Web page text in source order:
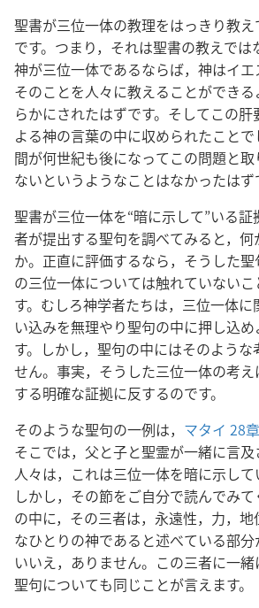
聖書が三位一体の教理をはっきり教
です。つまり，それは聖書の教えでは
神が三位一体であるならば，神はイ
そのことを人々に教えることができ
らかにされたはずです。そしてこの
よる神の言葉の中に収められたこと
間が何世紀も後になってこの問題と
ないというようなことはなかったはず
聖書が三位一体を“暗に示して”いる
者が提出する聖句を調べてみると，何
か。正直に評価するなら，そうした
の三位一体については触れていない
す。むしろ神学者たちは，三位一体
い込みを無理やり聖句の中に押し込
す。しかし，聖句の中にはそのよう
せん。事実，そうした三位一体の考
する明確な証拠に反するのです。
そのような聖句の一例は， マタイ 28
そこでは，父と子と聖霊が一緒に言
人々は，これは三位一体を暗に示して
しかし，その節をご自分で読んでみ
の中に，その三者は，永遠性，力，
なひとりの神であると述べている部分
いいえ，ありません。この三者に一
聖句についても同じことが言えます。